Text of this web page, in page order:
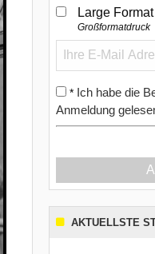
Large
Großformatdruck
* Ich habe die
Anmeldung
AKTUELLSTE